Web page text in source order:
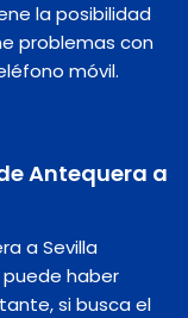
la posibilidad
problemas con
móvil.
Antequera a
a Sevilla
haber
si busca el